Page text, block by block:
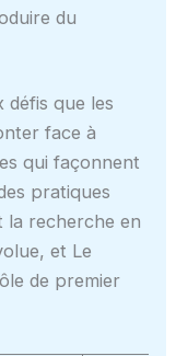
du
défis que les
face à
qui façonnent
pratiques
la recherche en
et Le
de premier